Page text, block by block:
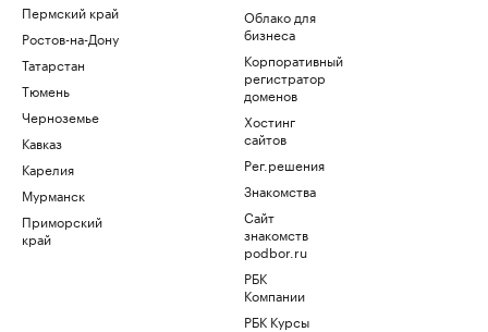
Пермский край
Ростов-на-Дону
Татарстан
Тюмень
Черноземье
Кавказ
Карелия
Мурманск
Приморский
край
Облако для
бизнеса
Корпоративный
регистратор
доменов
Хостинг
сайтов
Рег.решения
Знакомства
Сайт
знакомств
podbor.ru
РБК
Компании
РБК Курсы